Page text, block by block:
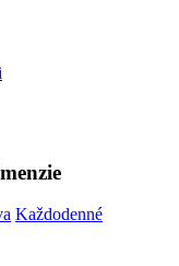
Každodenné